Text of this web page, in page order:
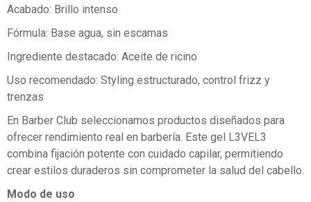
Acabado: Brillo intenso
Fórmula: Base agua, sin escamas
Ingrediente destacado: Aceite de ricino
Uso recomendado: Styling estructurado, control frizz y
trenzas
En Barber Club seleccionamos productos diseñados para
ofrecer rendimiento real en barbería. Este gel L3VEL3
combina fijación potente con cuidado capilar, permitiendo
crear estilos duraderos sin comprometer la salud del cabello.
Modo de uso